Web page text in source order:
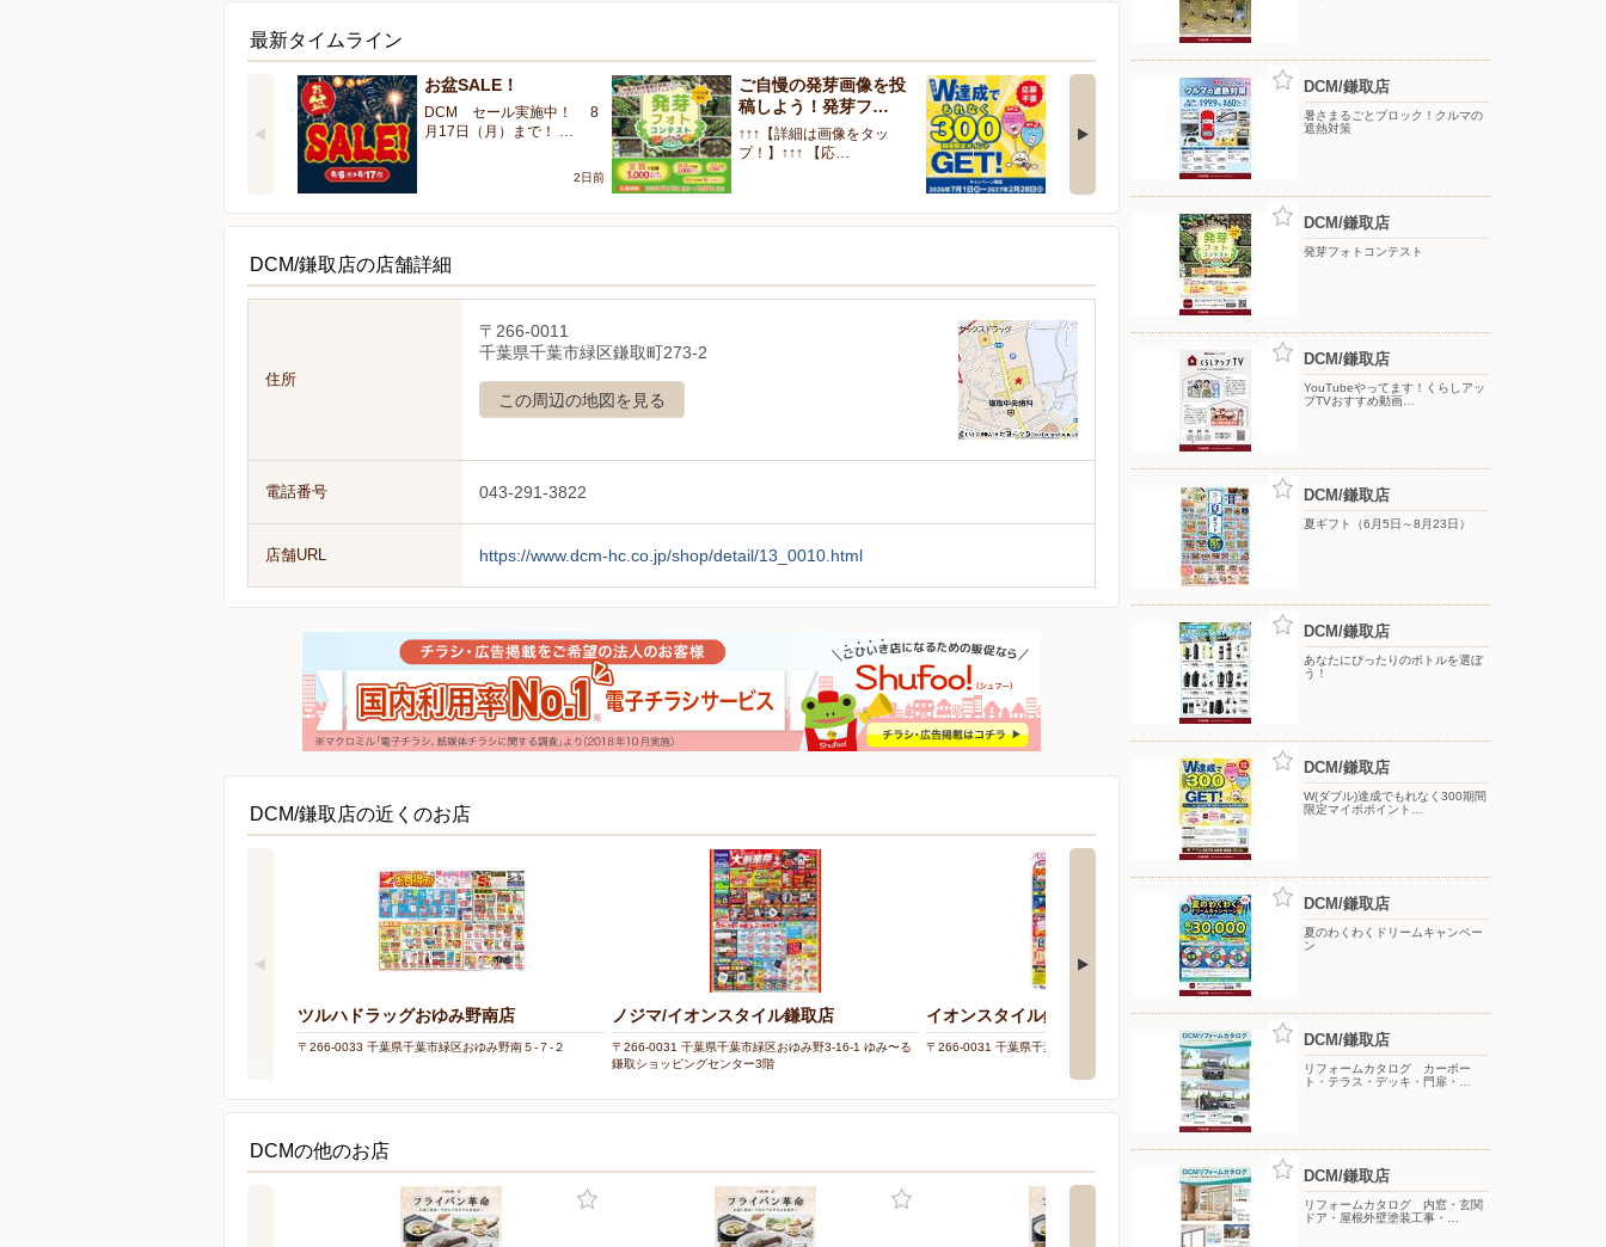
最新タイムライン
お盆SALE！
DCM セール実施中！ 8
月17日（月）まで！ …
2日前
ご自慢の発芽画像を投
稿しよう！発芽フ…
↑↑↑【詳細は画像をタッ
プ！】↑↑↑ 【応…
W(ダブル)達成でもれな
く300期間限定マ…
【キャンペーン対象】 ・キ
ャンペーン期間中に…
お買い物がビックチャ
ンスに！夏のわく…
DCM/鎌取店の店舗詳細
住所
〒266-0011
千葉県千葉市緑区鎌取町273-2
この周辺の地図を見る
電話番号 043-291-3822
店舗URL https://www.dcm-hc.co.jp/shop/detail/13_0010.html
DCM/鎌取店の近くのお店
ツルハドラッグおゆみ野南店
〒266-0033 千葉県千葉市緑区おゆみ野南５‐７‐２
ノジマ/イオンスタイル鎌取店
〒266-0031 千葉県千葉市緑区おゆみ野3-16-1 ゆみ〜る
鎌取ショッピングセンター3階
イオンスタイル鎌取
〒266-0031 千葉県千葉市緑区おゆみ野3-16-1
トウズ/千葉土気店
〒267-0067 千葉県千葉市緑区あすみが丘東5-1-4
DCMの他のお店
DCM/鎌取店
暑さまるごとブロック！クルマの
遮熱対策
DCM/鎌取店
発芽フォトコンテスト
DCM/鎌取店
YouTubeやってます！くらしアッ
プTVおすすめ動画…
DCM/鎌取店
夏ギフト（6月5日～8月23日）
DCM/鎌取店
あなたにぴったりのボトルを選ぼ
う！
DCM/鎌取店
W(ダブル)達成でもれなく300期間
限定マイボポイント…
DCM/鎌取店
夏のわくわくドリームキャンペー
ン
DCM/鎌取店
リフォームカタログ カーポー
ト・テラス・デッキ・門扉・…
DCM/鎌取店
リフォームカタログ 内窓・玄関
ドア・屋根外壁塗装工事・…